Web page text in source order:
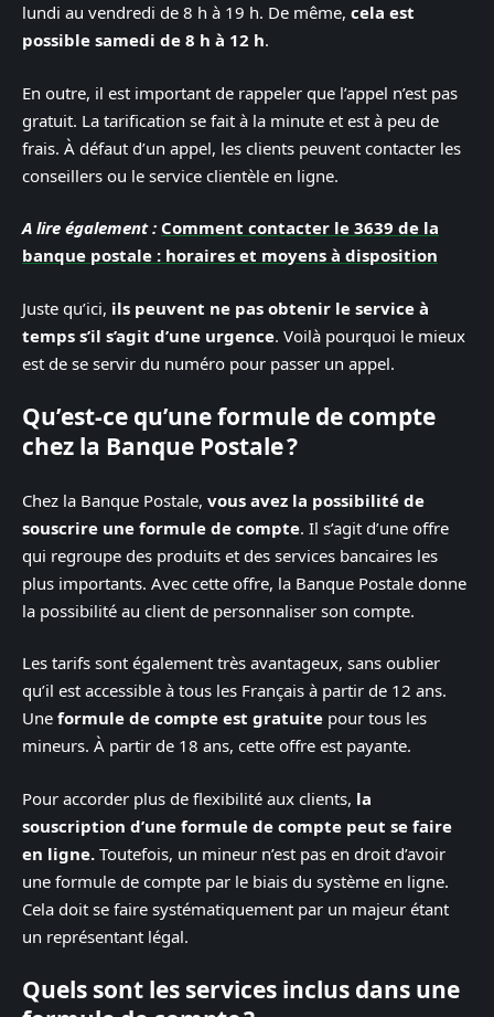
lundi au vendredi de 8 h à 19 h. De même, cela est
possible samedi de 8 h à 12 h.
En outre, il est important de rappeler que l’appel n’est pas
gratuit. La tarification se fait à la minute et est à peu de
frais. À défaut d’un appel, les clients peuvent contacter les
conseillers ou le service clientèle en ligne.
A lire également : Comment contacter le 3639 de la
banque postale : horaires et moyens à disposition
Juste qu’ici, ils peuvent ne pas obtenir le service à
temps s’il s’agit d’une urgence. Voilà pourquoi le mieux
est de se servir du numéro pour passer un appel.
Qu’est-ce qu’une formule de compte
chez la Banque Postale ?
Chez la Banque Postale, vous avez la possibilité de
souscrire une formule de compte. Il s’agit d’une offre
qui regroupe des produits et des services bancaires les
plus importants. Avec cette offre, la Banque Postale donne
la possibilité au client de personnaliser son compte.
Les tarifs sont également très avantageux, sans oublier
qu’il est accessible à tous les Français à partir de 12 ans.
Une formule de compte est gratuite pour tous les
mineurs. À partir de 18 ans, cette offre est payante.
Pour accorder plus de flexibilité aux clients, la
souscription d’une formule de compte peut se faire
en ligne. Toutefois, un mineur n’est pas en droit d’avoir
une formule de compte par le biais du système en ligne.
Cela doit se faire systématiquement par un majeur étant
un représentant légal.
Quels sont les services inclus dans une